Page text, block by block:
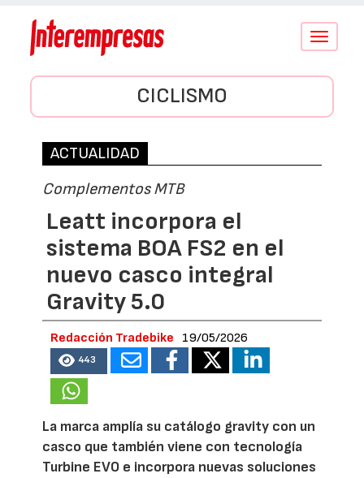
Conmutar
CICLISMO
ACTUALIDAD
Complementos MTB
Leatt incorpora el
sistema BOA FS2 en el
nuevo casco integral
Gravity 5.0
Redacción Tradebike 19/05/2026
443
La marca amplía su catálogo gravity con un
casco que también viene con tecnología
Turbine EVO e incorpora nuevas soluciones